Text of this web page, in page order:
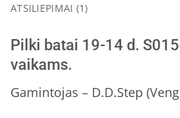
ATSILIEPIMAI (1)
Pilki batai 19-14 d.
vaikams.
Gamintojas – D.D.Step